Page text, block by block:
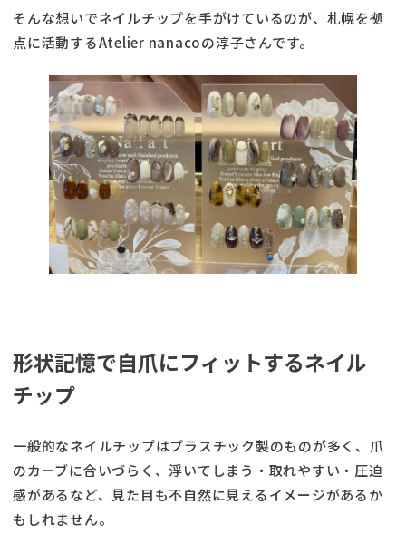
そんな想いでネイルチップを手がけているのが、札幌を拠
点に活動するAtelier nanacoの淳子さんです。
形状記憶で自爪にフィットするネイル
チップ
一般的なネイルチップはプラスチック製のものが多く、爪
のカーブに合いづらく、浮いてしまう・取れやすい・圧迫
感があるなど、見た目も不自然に見えるイメージがあるか
もしれません。